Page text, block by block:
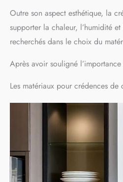
Outre son aspect esthétique, la
supporter la chaleur, l’humidité
recherchés dans le choix du
Après avoir souligné
Les matériaux pour crédences de